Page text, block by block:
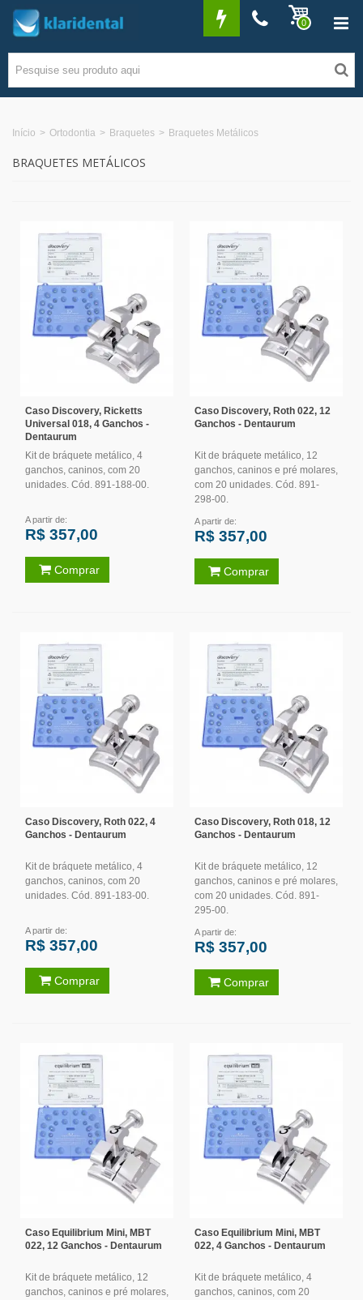
0
Início > Ortodontia > Braquetes > Braquetes Metálicos
BRAQUETES METÁLICOS
Caso Discovery, Ricketts
Universal 018, 4 Ganchos -
Dentaurum
Kit de bráquete metálico, 4
ganchos, caninos, com 20
unidades. Cód. 891-188-00.
A partir de:
R$ 357,00
Comprar
Caso Discovery, Roth 022, 12
Ganchos - Dentaurum
Kit de bráquete metálico, 12
ganchos, caninos e pré molares,
com 20 unidades. Cód. 891-
298-00.
A partir de:
R$ 357,00
Comprar
Caso Discovery, Roth 022, 4
Ganchos - Dentaurum
Kit de bráquete metálico, 4
ganchos, caninos, com 20
unidades. Cód. 891-183-00.
A partir de:
R$ 357,00
Comprar
Caso Discovery, Roth 018, 12
Ganchos - Dentaurum
Kit de bráquete metálico, 12
ganchos, caninos e pré molares,
com 20 unidades. Cód. 891-
295-00.
A partir de:
R$ 357,00
Comprar
Caso Equilibrium Mini, MBT
022, 12 Ganchos - Dentaurum
Kit de bráquete metálico, 12
ganchos, caninos e pré molares,
Caso Equilibrium Mini, MBT
022, 4 Ganchos - Dentaurum
Kit de bráquete metálico, 4
ganchos, caninos, com 20